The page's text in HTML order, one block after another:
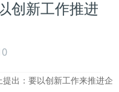
创新工作推进
出：要以创新工作来推进企